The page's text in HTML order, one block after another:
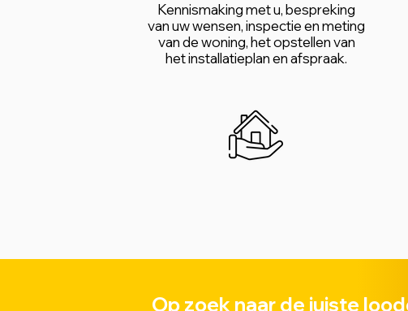
Kennismaking met u, bespreking
van uw wensen, inspectie en meting
van de woning, het opstellen van
het installatieplan en afspraak.
Op zoek naar de juiste